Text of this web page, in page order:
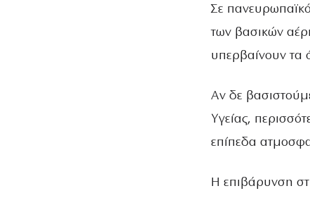
Σε
των βασικών
υπερβαίνουν τα
Αν δε
Υγείας,
επίπεδα
Η επιβάρυνση